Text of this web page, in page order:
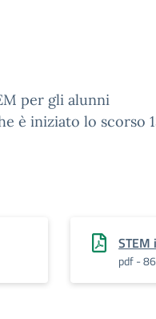
per gli alunni
è iniziato lo scorso
pdf -